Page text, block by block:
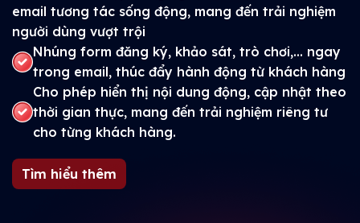
email tương tác sống động, mang đến trải nghiệm
người dùng vượt trội
Nhúng form đăng ký, khảo sát, trò chơi,... ngay
trong email, thúc đẩy hành động từ khách hàng
Cho phép hiển thị nội dung động, cập nhật theo
thời gian thực, mang đến trải nghiệm riêng tư
cho từng khách hàng.
Tìm hiểu thêm